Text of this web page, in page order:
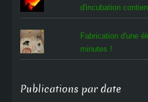
d'incubation
Fabrication d'une
minutes !
Publications par date